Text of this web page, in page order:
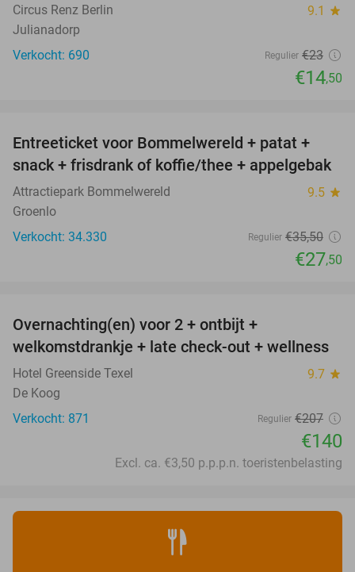
Circus Renz Berlin 9.1 star
Julianadorp
Verkocht: 690
Regulier €23
€14,50
23%
Entreeticket voor Bommelwereld + patat +
snack + frisdrank of koffie/thee + appelgebak
Attractiepark Bommelwereld 9.5 star
Groenlo
Verkocht: 34.330
Regulier €35,50
€27,50
Overnachting(en) voor 2 + ontbijt +
welkomstdrankje + late check-out + wellness
Hotel Greenside Texel 9.7 star
De Koog
Verkocht: 871
Regulier €207
€140
Excl. ca. €3,50 p.p.p.n. toeristenbelasting